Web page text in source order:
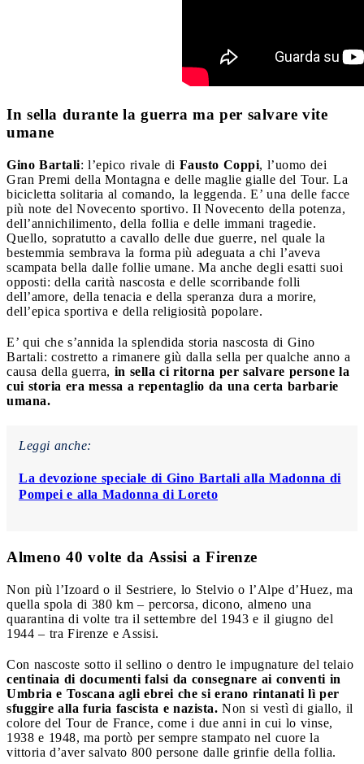
In sella durante la guerra ma per salvare vite
umane
Gino Bartali: l’epico rivale di Fausto Coppi, l’uomo dei
Gran Premi della Montagna e delle maglie gialle del Tour. La
bicicletta solitaria al comando, la leggenda. E’ una delle facce
più note del Novecento sportivo. Il Novecento della potenza,
dell’annichilimento, della follia e delle immani tragedie.
Quello, sopratutto a cavallo delle due guerre, nel quale la
bestemmia sembrava la forma più adeguata a chi l’aveva
scampata bella dalle follie umane. Ma anche degli esatti suoi
opposti: della carità nascosta e delle scorribande folli
dell’amore, della tenacia e della speranza dura a morire,
dell’epica sportiva e della religiosità popolare.
E’ qui che s’annida la splendida storia nascosta di Gino
Bartali: costretto a rimanere giù dalla sella per qualche anno a
causa della guerra, in sella ci ritorna per salvare persone la
cui storia era messa a repentaglio da una certa barbarie
umana.
Leggi anche:
La devozione speciale di Gino Bartali alla Madonna di
Pompei e alla Madonna di Loreto
Almeno 40 volte da Assisi a Firenze
Non più l’Izoard o il Sestriere, lo Stelvio o l’Alpe d’Huez, ma
quella spola di 380 km – percorsa, dicono, almeno una
quarantina di volte tra il settembre del 1943 e il giugno del
1944 – tra Firenze e Assisi.
Con nascoste sotto il sellino o dentro le impugnature del telaio
centinaia di documenti falsi da consegnare ai conventi in
Umbria e Toscana agli ebrei che si erano rintanati lì per
sfuggire alla furia fascista e nazista. Non si vestì di giallo, il
colore del Tour de France, come i due anni in cui lo vinse,
1938 e 1948, ma portò per sempre stampato nel cuore la
vittoria d’aver salvato 800 persone dalle grinfie della follia.